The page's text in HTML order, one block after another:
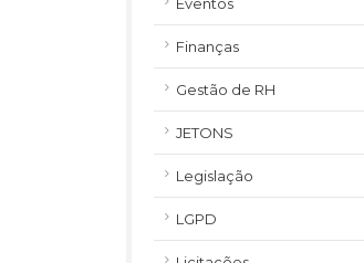
Eventos
Finanças
Gestão de RH
JETONS
Legislação
LGPD